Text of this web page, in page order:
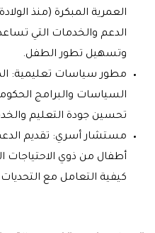
الدعم والخدمات التي تساعد
وتسهيل تطور الطفل.
مطور سياسات تعليمية:
السياسات والبرامج
تحسين جودة التعليم
مستشار أسري: تقديم الدعم
أطفال من ذوي
كيفية التعامل مع